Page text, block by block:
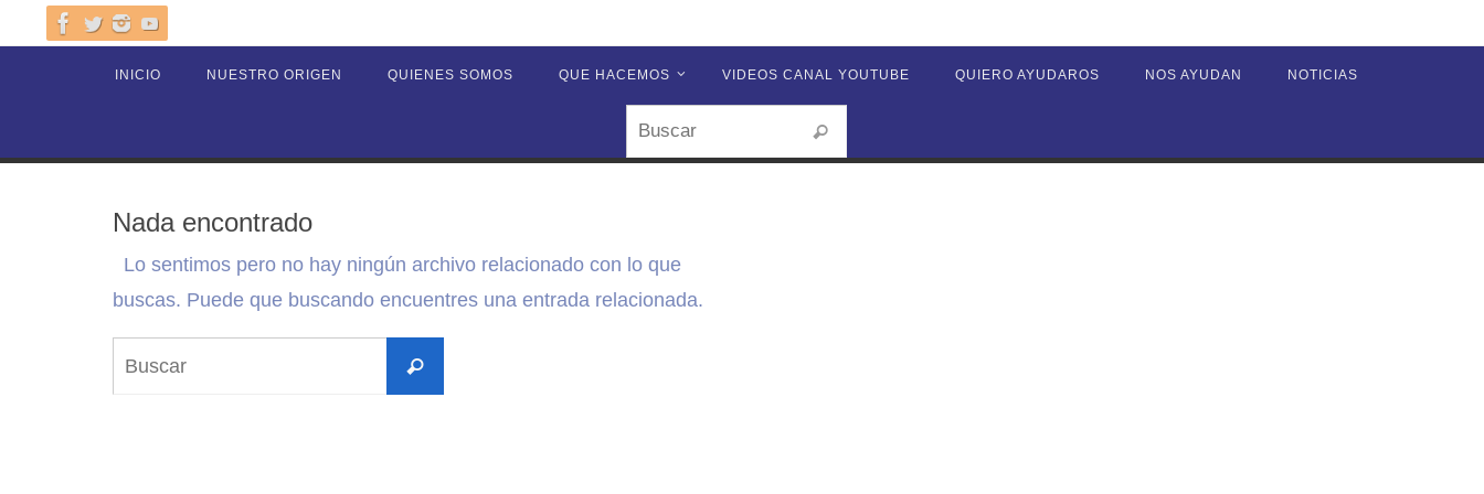
al
INICIO NUESTRO ORIGEN QUIENES SOMOS QUE HACEMOS VIDEOS CANAL YOUTUBE QUIERO AYUDAROS NOS AYUDAN NOTICIAS
Buscar
Nada encontrado
Lo sentimos pero no hay ningún archivo relacionado con lo que
buscas. Puede que buscando encuentres una entrada relacionada.
Buscar